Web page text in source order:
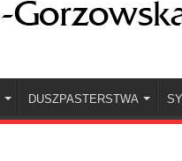
DUSZPASTERSTWA